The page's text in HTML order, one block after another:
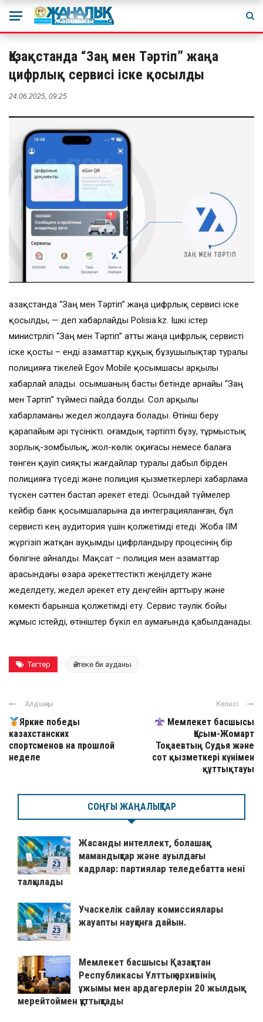
Қазақстанда “Заң мен Тәртіп” жаңа
цифрлық сервисі іске қосылды
24.06.2025, 09:25
Қазақстанда “Заң мен Тәртіп” жаңа цифрлық сервисі іске
қосылды, — деп хабарлайды Polisia.kz. Ішкі істер
министрлігі “Заң мен Тәртіп” атты жаңа цифрлық сервисті
іске қосты – енді азаматтар құқық бұзушылықтар туралы
полицияға тікелей Egov Mobile қосымшасы арқылы
хабарлай алады. Қосымшаның басты бетінде арнайы “Заң
мен Тәртіп” түймесі пайда болды. Сол арқылы
хабарламаны жедел жолдауға болады. Өтініш беру
қарапайым әрі түсінікті. Қоғамдық тәртіпті бұзу, тұрмыстық
зорлық-зомбылық, жол-көлік оқиғасы немесе балаға
төнген қауіп сияқты жағдайлар туралы дабыл бірден
полицияға түседі және полиция қызметкерлері хабарлама
түскен сәттен бастап әрекет етеді. Осындай түймелер
кейбір банк қосымшаларына да интеграцияланған, бұл
сервисті кең аудитория үшін қолжетімді етеді. Жоба ІІМ
жүргізіп жатқан ауқымды цифрландыру процесінің бір
бөлігіне айналды. Мақсат – полиция мен азаматтар
арасындағы өзара әрекеттестікті жеңілдету және
жеделдету, жедел әрекет ету деңгейін арттыру және
көмекті барынша қолжетімді ету. Сервис тәулік бойы
жұмыс істейді, өтініштер бүкіл ел аумағында қабылданады.
Тегтер Әйтеке би ауданы
Алдыңғы
Яркие победы
казахстанских
спортсменов на прошлой
неделе
Келесі
Мемлекет басшысы
Қасым-Жомарт
Тоқаевтың Судья және
сот қызметкері күнімен
құттықтауы
СОҢҒЫ ЖАҢАЛЫҚТАР
Жасанды интеллект, болашақ
мамандықтар және ауылдағы
кадрлар: партиялар теледебатта нені
талқылады
Учаскелік сайлау комиссиялары
жауапты науқанға дайын.
Мемлекет басшысы Қазақстан
Республикасы Ұлттық архивінің
ұжымы мен ардагерлерін 20 жылдық
мерейтоймен құттықтады